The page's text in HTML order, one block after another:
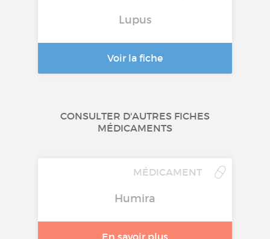
Lupus
Voir la fiche
CONSULTER D'AUTRES FICHES
MÉDICAMENTS
MÉDICAMENT
Humira
En savoir plus